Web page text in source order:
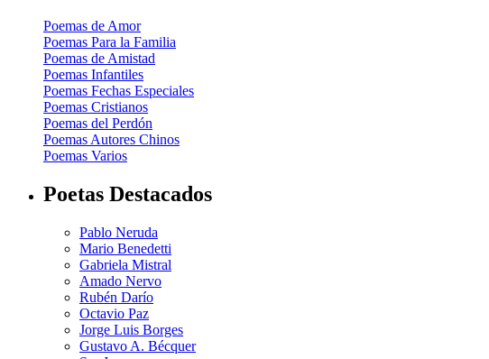
Poemas de Amor
Poemas Para la Familia
Poemas de Amistad
Poemas Infantiles
Poemas Fechas Especiales
Poemas Cristianos
Poemas del Perdón
Poemas Autores Chinos
Poemas Varios
Poetas Destacados
Pablo Neruda
Mario Benedetti
Gabriela Mistral
Amado Nervo
Rubén Darío
Octavio Paz
Jorge Luis Borges
Gustavo A. Bécquer